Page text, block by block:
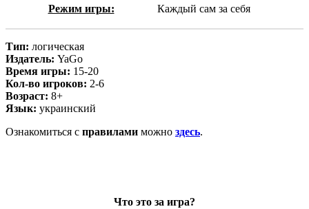
Режим игры:
Каждый сам за себя
Тип: логическая
Издатель: YaGo
Время игры: 15-20
Кол-во игроков: 2-6
Возраст: 8+
Язык: украинский
Ознакомиться с правилами можно здесь.
Что это за игра?